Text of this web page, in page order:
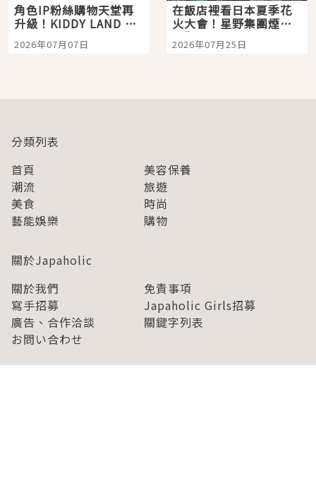
角色IP粉絲購物天堂再
升級！KIDDY LAND 原
宿店吉伊卡哇迎客，新
開幕 OMOKADO 店3分
2026年07月07日
在飯店裡看日本夏季花
火大會！星野集團煙火
景觀飯店6選，讓你不用
人擠人悠閒欣賞
2026年07月25日
分類列表
首頁
美容保養
潮流
旅遊
美食
時尚
藝能娛樂
購物
關於Japaholic
關於我們
免責事項
寫手招募
Japaholic Girls招募
廣告、合作洽談
關鍵字列表
お問い合わせ